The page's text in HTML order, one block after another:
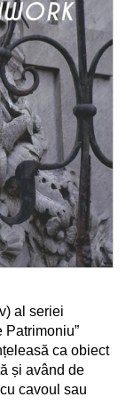
al seriei
Patrimoniu”
ca obiect
și având de
cavoul sau